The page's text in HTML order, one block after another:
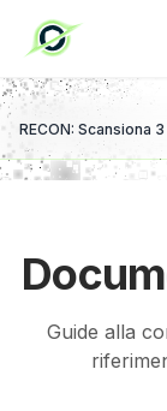
RECON: Scansiona
Guide alla